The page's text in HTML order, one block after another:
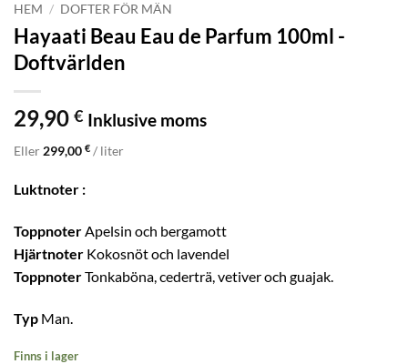
HEM / DOFTER FÖR MÄN
Hayaati Beau Eau de Parfum 100ml -
Doftvärlden
29,90 € Inklusive moms
Eller 299,00 € / liter
Luktnoter :
ToppnoterApelsin och bergamott
Hjärtnoter Kokosnöt och lavendel
ToppnoterTonkaböna, cederträ, vetiver och guajak.
Typ Man.
Finns i lager